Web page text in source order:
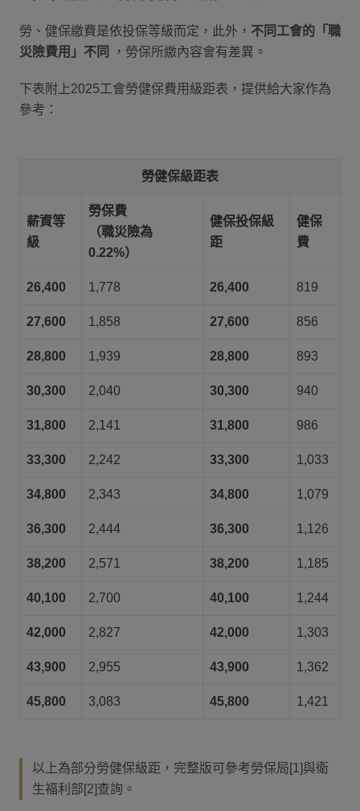
勞、健保繳費是依投保等級而定，此外， 不同工會的「職
災險費用」不同
，勞保所繳內容會有差異。
下表附上2025工會勞健保費用級距表，提供給大家作為
參考：
勞健保級距表
薪資等
級
勞保費
（職災險為
0.22%）
健保投保級
距
健保
費
26,400 1,778 26,400 819
27,600 1,858 27,600 856
28,800 1,939 28,800 893
30,300 2,040 30,300 940
31,800 2,141 31,800 986
33,300 2,242 33,300 1,033
34,800 2,343 34,800 1,079
36,300 2,444 36,300 1,126
38,200 2,571 38,200 1,185
40,100 2,700 40,100 1,244
42,000 2,827 42,000 1,303
43,900 2,955 43,900 1,362
45,800 3,083 45,800 1,421
以上為部分勞健保級距，完整版可參考勞保局[1]與衛
生福利部[2]查詢。